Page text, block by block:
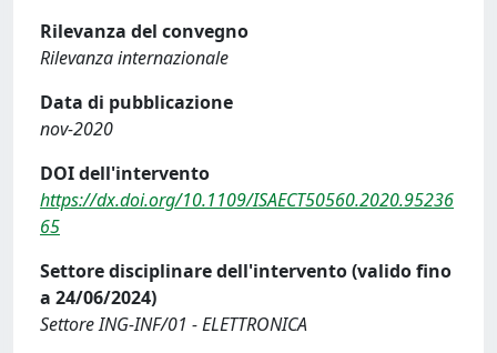
Rilevanza del convegno
Rilevanza internazionale
Data di pubblicazione
nov-2020
DOI dell'intervento
https://dx.doi.org/10.1109/ISAECT50560.2020.95236
65
Settore disciplinare dell'intervento (valido fino
a 24/06/2024)
Settore ING-INF/01 - ELETTRONICA